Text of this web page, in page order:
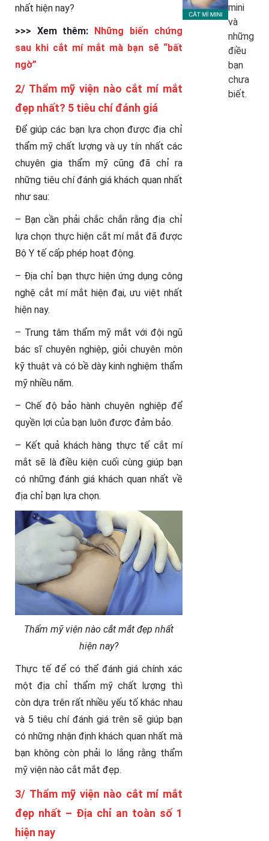
nhất hiện nay?
>>> Xem thêm: Những biến chứng
sau khi cắt mí mắt mà bạn sẽ “bất
ngờ”
2/ Thẩm mỹ viện nào cắt mí mắt
đẹp nhất? 5 tiêu chí đánh giá
Để giúp các bạn lựa chọn được địa chỉ
thẩm mỹ chất lượng và uy tín nhất các
chuyên gia thẩm mỹ cũng đã chỉ ra
những tiêu chí đánh giá khách quan nhất
như sau:
– Bạn cần phải chắc chắn rằng địa chỉ
lựa chọn thực hiện cắt mí mắt đã được
Bộ Y tế cấp phép hoạt động.
– Địa chỉ bạn thực hiện ứng dụng công
nghệ cắt mí mắt hiện đại, ưu việt nhất
hiện nay.
– Trung tâm thẩm mỹ mắt với đội ngũ
bác sĩ chuyên nghiệp, giỏi chuyên môn
kỹ thuật và có bề dày kinh nghiệm thẩm
mỹ nhiều năm.
– Chế độ bảo hành chuyên nghiệp để
quyền lợi của bạn luôn được đảm bảo.
– Kết quả khách hàng thực tế cắt mí
mắt sẽ là điều kiện cuối cùng giúp bạn
có những đánh giá khách quan nhất về
địa chỉ bạn lựa chọn.
Thẩm mỹ viện nào cắt mắt đẹp nhất
hiện nay?
Thực tế để có thể đánh giá chính xác
một địa chỉ thẩm mỹ chất lượng thì
còn dựa trên rất nhiều yếu tố khác nhau
và 5 tiêu chí đánh giá trên sẽ giúp bạn
có những nhận định khách quan nhất mà
bạn không còn phải lo lắng rằng thẩm
mỹ viện nào cắt mắt đẹp.
3/ Thẩm mỹ viện nào cắt mí mắt
đẹp nhất – Địa chỉ an toàn số 1
hiện nay
mini
và
những
điều
bạn
chưa
biết.